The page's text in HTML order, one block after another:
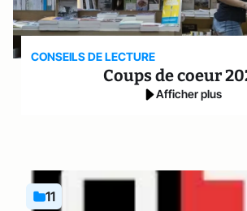
CONSEILS DE LECTURE
Coups de coeur
Afficher plus
11